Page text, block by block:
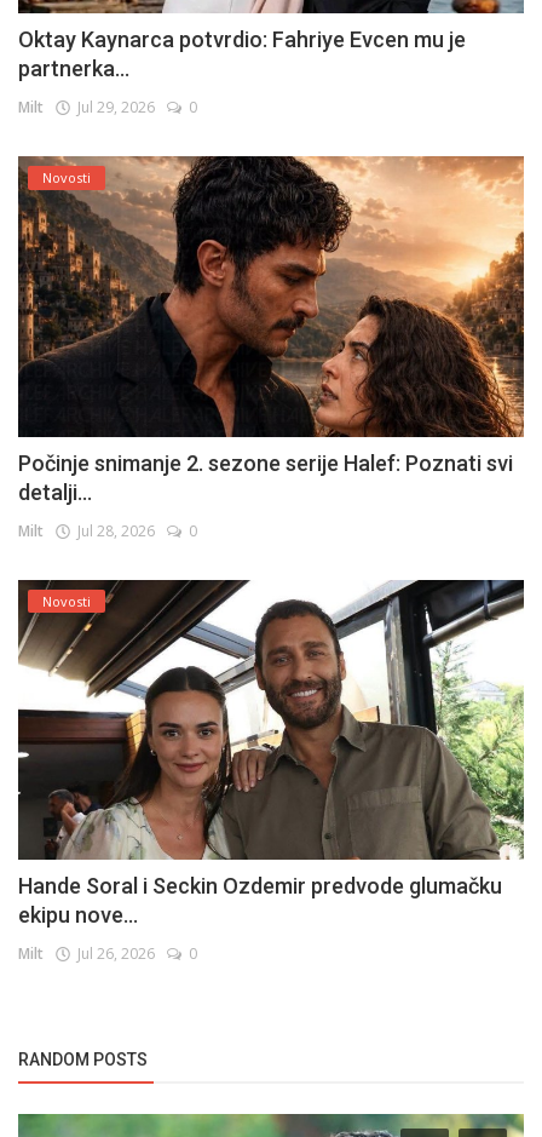
Oktay Kaynarca potvrdio: Fahriye Evcen mu je
partnerka...
Milt Jul 29, 2026 0
Novosti
Počinje snimanje 2. sezone serije Halef: Poznati svi
detalji...
Milt Jul 28, 2026 0
Novosti
Hande Soral i Seckin Ozdemir predvode glumačku
ekipu nove...
Milt Jul 26, 2026 0
RANDOM POSTS